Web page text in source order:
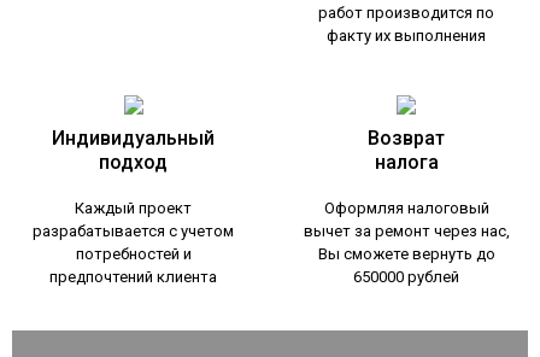
работ производится по
факту их выполнения
Индивидуальный
подход
Каждый проект
разрабатывается с учетом
потребностей и
предпочтений клиента
Возврат
налога
Оформляя налоговый
вычет за ремонт через нас,
Вы сможете вернуть до
650000 рублей